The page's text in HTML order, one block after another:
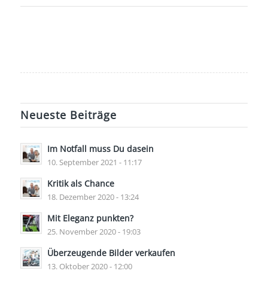
Neueste Beiträge
Im Notfall muss Du dasein
10. September 2021 - 11:17
Kritik als Chance
18. Dezember 2020 - 13:24
Mit Eleganz punkten?
25. November 2020 - 19:03
Überzeugende Bilder verkaufen
13. Oktober 2020 - 12:00